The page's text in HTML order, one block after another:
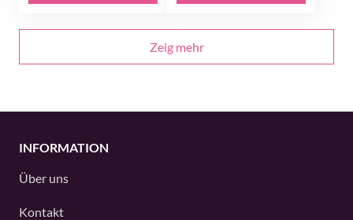
Zeig mehr
INFORMATION
Über uns
Kontakt